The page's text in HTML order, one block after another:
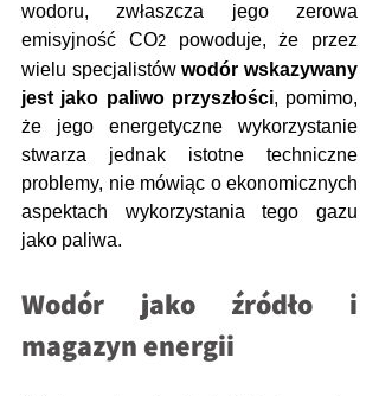
wodoru, zwłaszcza jego zerowa
emisyjność CO2 powoduje, że przez
wielu specjalistów wodór wskazywany
jest jako paliwo przyszłości, pomimo,
że jego energetyczne wykorzystanie
stwarza jednak istotne techniczne
problemy, nie mówiąc o ekonomicznych
aspektach wykorzystania tego gazu
jako paliwa.
Wodór jako źródło i
magazyn energii